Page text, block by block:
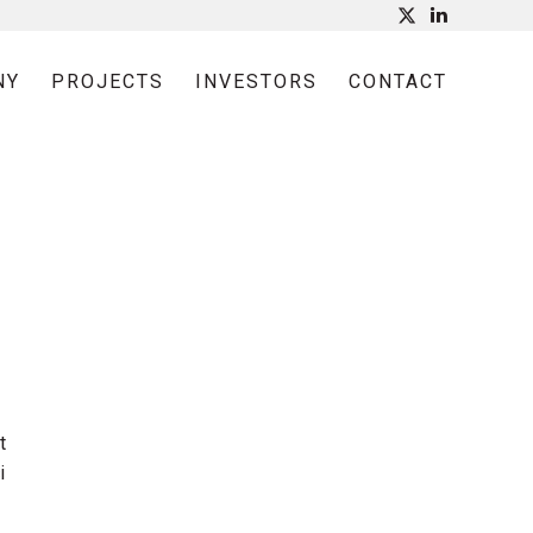
PROJECTS INVESTORS CONTACT